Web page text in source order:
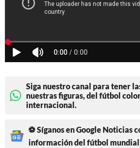
Siga nuestro canal para tener
nuestras figuras, del fútbol
internacional.
⚽ Síganos en Google Noticias
información del fútbol mundial